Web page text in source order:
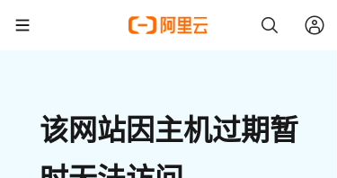
该网站因主机过期暂